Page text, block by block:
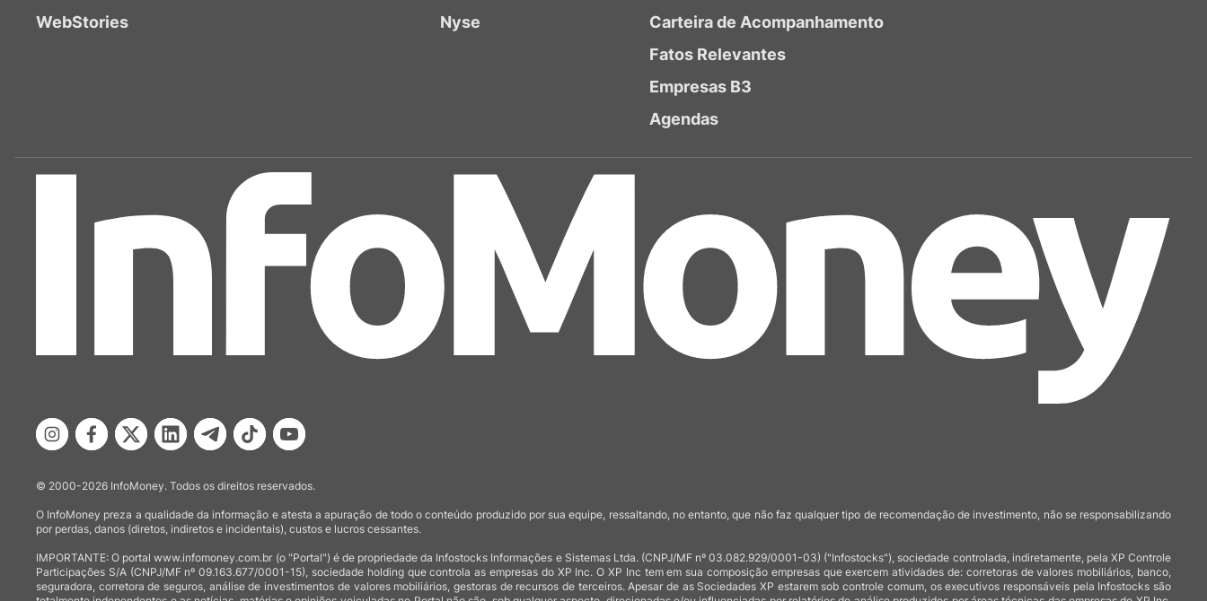
WebStories
Nyse
Carteira de Acompanhamento
Fatos Relevantes
Empresas B3
Agendas
© 2000-2026 InfoMoney. Todos os direitos reservados.
O InfoMoney preza a qualidade da informação e atesta a apuração de todo o conteúdo produzido por sua equipe, ressaltando, no entanto, que não faz qualquer tipo de recomendação de investimento, não se responsabilizando
por perdas, danos (diretos, indiretos e incidentais), custos e lucros cessantes.
IMPORTANTE: O portal www.infomoney.com.br (o "Portal") é de propriedade da Infostocks Informações e Sistemas Ltda. (CNPJ/MF nº 03.082.929/0001-03) ("Infostocks"), sociedade controlada, indiretamente, pela XP Controle
Participações S/A (CNPJ/MF nº 09.163.677/0001-15), sociedade holding que controla as empresas do XP Inc. O XP Inc tem em sua composição empresas que exercem atividades de: corretoras de valores mobiliários, banco,
seguradora, corretora de seguros, análise de investimentos de valores mobiliários, gestoras de recursos de terceiros. Apesar de as Sociedades XP estarem sob controle comum, os executivos responsáveis pela Infostocks são